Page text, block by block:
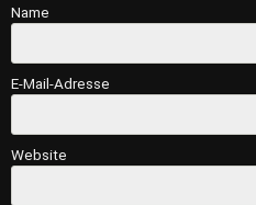
Name
E-Mail-Adresse
Website